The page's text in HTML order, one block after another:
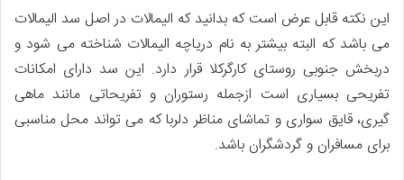
این نکته قابل عرض است که بدانید که الیمالات در اصل سد الیمالات
می باشد که البته بیشتر به نام دریاچه الیمالات شناخته می شود و
دربخش جنوبی روستای کارگرکلا قرار دارد. این سد دارای امکانات
تفریحی بسیاری است ازجمله رستوران و تفریحاتی مانند ماهی
گیری، قایق سواری و تماشای مناظر دلربا که می تواند محل مناسبی
برای مسافران و گردشگران باشد.